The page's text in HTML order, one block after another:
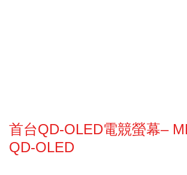
首台QD-OLED電競螢幕–
QD-OLED